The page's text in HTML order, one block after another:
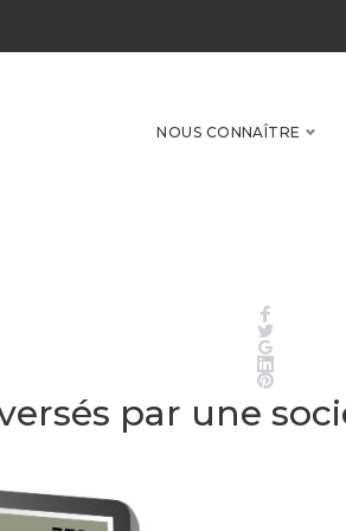
NOUS CONNAÎTRE
Twitter
Pinterest
par une